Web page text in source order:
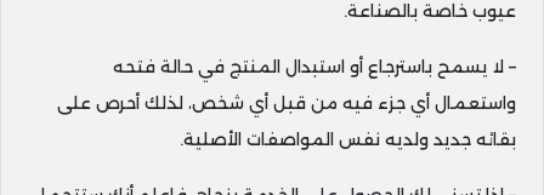
عيوب خاصة بالصناعة.
– لا يسمح باسترجاع أو استبدال المنتج في حالة فتحه
واستعمال أي جزء فيه من قبل أي شخص، لذلك أحرص على
بقائه جديد ولديه نفس المواصفات الأصلية.